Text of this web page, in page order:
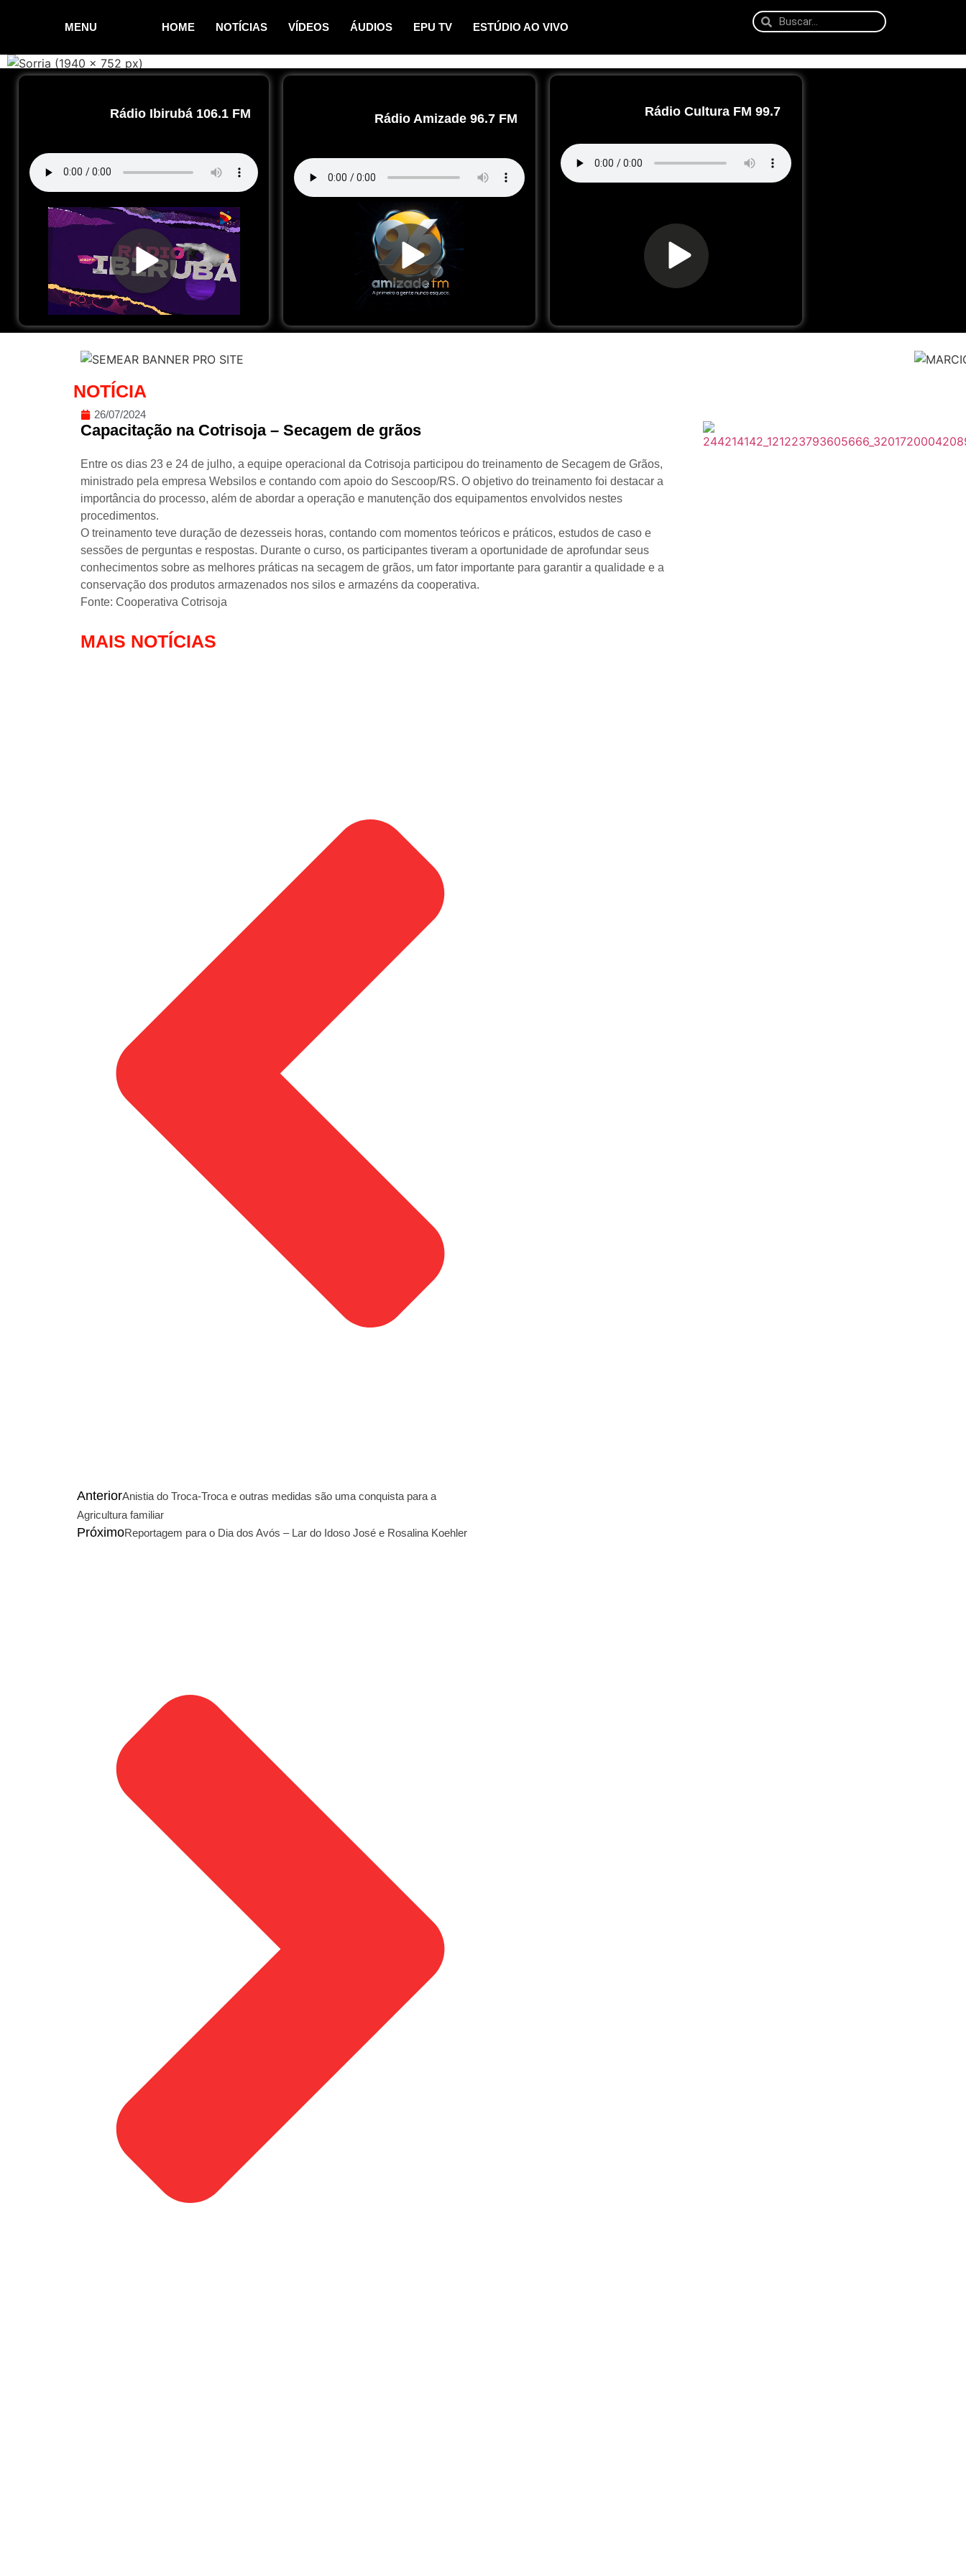
MENU HOME NOTÍCIAS VÍDEOS ÁUDIOS EPU TV ESTÚDIO AO VIVO
Rádio Ibirubá 106.1 FM Rádio Amizade 96.7 FM Rádio Cultura FM 99.7
NOTÍCIA
26/07/2024
Capacitação na Cotrisoja – Secagem de grãos
Entre os dias 23 e 24 de julho, a equipe operacional da Cotrisoja participou do treinamento de Secagem de Grãos,
ministrado pela empresa Websilos e contando com apoio do Sescoop/RS. O objetivo do treinamento foi destacar a
importância do processo, além de abordar a operação e manutenção dos equipamentos envolvidos nestes
procedimentos.
O treinamento teve duração de dezesseis horas, contando com momentos teóricos e práticos, estudos de caso e
sessões de perguntas e respostas. Durante o curso, os participantes tiveram a oportunidade de aprofundar seus
conhecimentos sobre as melhores práticas na secagem de grãos, um fator importante para garantir a qualidade e a
conservação dos produtos armazenados nos silos e armazéns da cooperativa.
Fonte: Cooperativa Cotrisoja
MAIS NOTÍCIAS
AnteriorAnistia do Troca-Troca e outras medidas são uma conquista para a
Agricultura familiar
PróximoReportagem para o Dia dos Avós – Lar do Idoso José e Rosalina Koehler